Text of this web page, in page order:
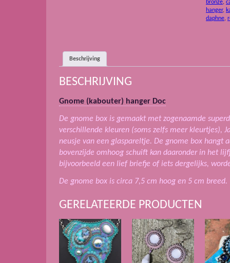
bronze,
hanger,
daphne,
Beschrijving
BESCHRIJVING
Gnome (kabouter) hanger Doc
De gnome box is gemaakt met zogenaamde
verschillende kleuren (soms zelfs meer kleurtjes),
neusje van een glaspareltje. De gnome box hangt
bovenzijde omhoog schuift kan daaronder in het
bijvoorbeeld een lief briefje of iets dergelijks,
De gnome box is circa 7,5 cm hoog en 5 cm breed.
GERELATEERDE PRODUCTEN